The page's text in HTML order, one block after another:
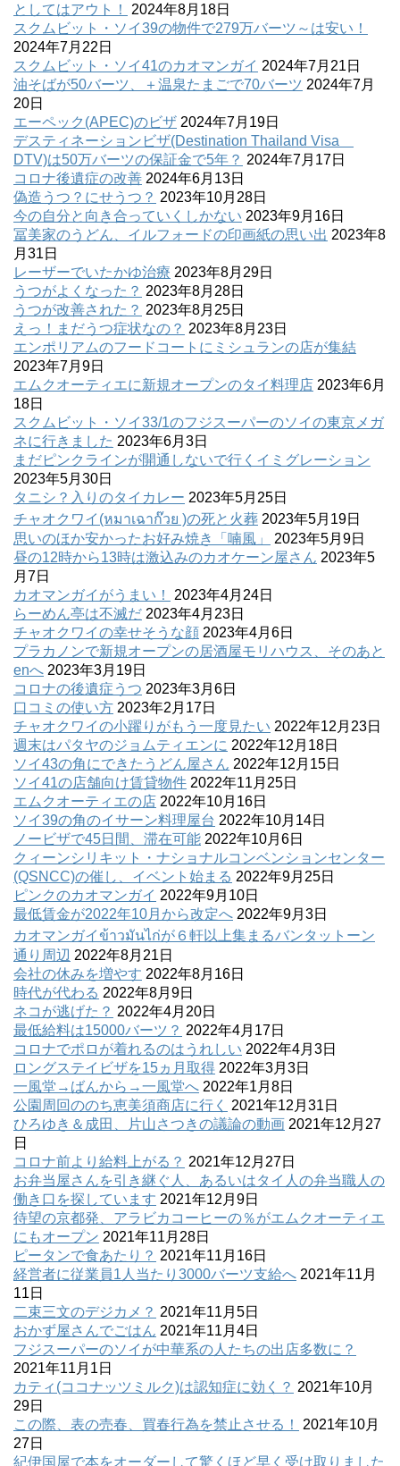
としてはアウト！
2024年8月18日
スクムビット・ソイ39の物件で279万バーツ～は安い！
2024年7月22日
スクムビット・ソイ41のカオマンガイ 2024年7月21日
油そばが50バーツ、＋温泉たまごで70バーツ 2024年7月
20日
エーペック(APEC)のビザ 2024年7月19日
デスティネーションビザ(Destination Thailand Visa
DTV)は50万バーツの保証金で5年？ 2024年7月17日
コロナ後遺症の改善 2024年6月13日
偽造うつ？にせうつ？ 2023年10月28日
今の自分と向き合っていくしかない 2023年9月16日
冨美家のうどん、イルフォードの印画紙の思い出 2023年8
月31日
レーザーでいたかゆ治療 2023年8月29日
うつがよくなった？ 2023年8月28日
うつが改善された？ 2023年8月25日
えっ！まだうつ症状なの？ 2023年8月23日
エンポリアムのフードコートにミシュランの店が集結
2023年7月9日
エムクオーティエに新規オープンのタイ料理店 2023年6月
18日
スクムビット・ソイ33/1のフジスーパーのソイの東京メガ
ネに行きました 2023年6月3日
まだピンクラインが開通しないで行くイミグレーション
2023年5月30日
タニシ？入りのタイカレー 2023年5月25日
チャオクワイ(หมาเฉาก๊วย )の死と火葬 2023年5月19日
思いのほか安かったお好み焼き「喃風」
2023年5月9日
昼の12時から13時は激込みのカオケーン屋さん 2023年5
月7日
カオマンガイがうまい！
2023年4月24日
らーめん亭は不滅だ 2023年4月23日
チャオクワイの幸せそうな顔 2023年4月6日
プラカノンで新規オープンの居酒屋モリハウス、そのあと
enへ 2023年3月19日
コロナの後遺症うつ 2023年3月6日
口コミの使い方 2023年2月17日
チャオクワイの小躍りがもう一度見たい 2022年12月23日
週末はパタヤのジョムティエンに 2022年12月18日
ソイ43の角にできたうどん屋さん 2022年12月15日
ソイ41の店舗向け賃貸物件 2022年11月25日
エムクオーティエの店 2022年10月16日
ソイ39の角のイサーン料理屋台 2022年10月14日
ノービザで45日間、滞在可能 2022年10月6日
クィーンシリキット・ナショナルコンベンションセンター
(QSNCC)の催し、イベント始まる 2022年9月25日
ピンクのカオマンガイ 2022年9月10日
最低賃金が2022年10月から改定へ 2022年9月3日
カオマンガイข้าวมันไก่が６軒以上集まるバンタットーン
通り周辺 2022年8月21日
会社の休みを増やす 2022年8月16日
時代が代わる 2022年8月9日
ネコが逃げた？ 2022年4月20日
最低給料は15000バーツ？ 2022年4月17日
コロナでポロが着れるのはうれしい 2022年4月3日
ロングステイビザを15ヵ月取得 2022年3月3日
一風堂→ばんから→一風堂へ 2022年1月8日
公園周回ののち恵美須商店に行く
2021年12月31日
ひろゆき＆成田、片山さつきの議論の動画 2021年12月27
日
コロナ前より給料上がる？ 2021年12月27日
お弁当屋さんを引き継ぐ人、あるいはタイ人の弁当職人の
働き口を探しています 2021年12月9日
待望の京都発、アラビカコーヒーの％がエムクオーティエ
にもオープン 2021年11月28日
ピータンで食あたり？ 2021年11月16日
経営者に従業員1人当たり3000バーツ支給へ 2021年11月
11日
二束三文のデジカメ？ 2021年11月5日
おかず屋さんでごはん 2021年11月4日
フジスーパーのソイが中華系の人たちの出店多数に？
2021年11月1日
カティ(ココナッツミルク)は認知症に効く？ 2021年10月
29日
この際、表の売春、買春行為を禁止させる！
2021年10月
27日
紀伊国屋で本をオーダーして驚くほど早く受け取りました